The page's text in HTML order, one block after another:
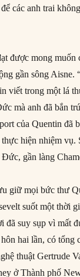
các anh trai
được mong
gần sông
viết trong một lá
mà anh đã bắn
của Quentin đã
hiện nhiệm
gần làng
giữ mọi bức thư
suốt một thời
đã suy sụp vì mất
hai lần, có
thuật Gertrude
ở Thành phố